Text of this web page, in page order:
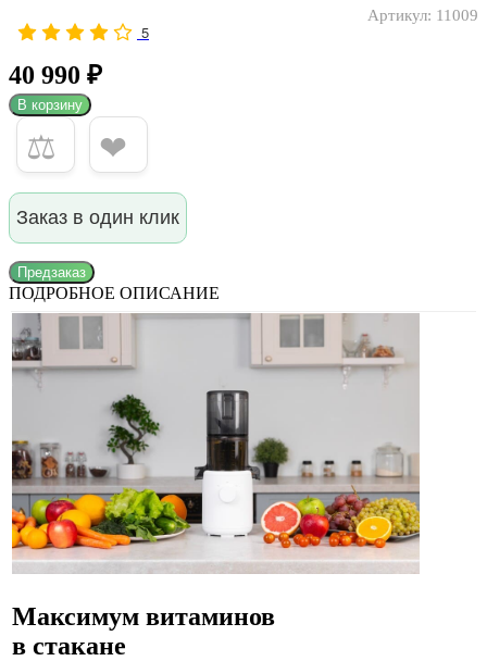
5
Артикул: 11009
40 990 ₽
В корзину
⚖ ❤
Заказ в один клик
Предзаказ
ПОДРОБНОЕ ОПИСАНИЕ
Максимум витаминов
в стакане